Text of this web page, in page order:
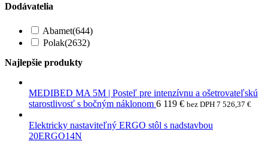
Dodávatelia
Abamet(644)
Polak(2632)
Najlepšie produkty
MEDIBED MA 5M | Posteľ pre intenzívnu a ošetrovateľskú
starostlivosť s bočným náklonom 6 119 € bez DPH 7 526,37 €
Elektricky nastaviteľný ERGO stôl s nadstavbou
20ERGO14N